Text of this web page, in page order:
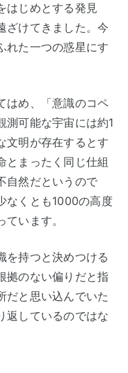
はじめとする発見
ざけてきました。今
れた一つの惑星にす
はめ、「意識のコペ
測可能な宇宙には約1
文明が存在するとす
とまったく同じ仕組
自然だというので
なくとも1000の高度
います。
を持つと決めつける
拠のない偏りだと指
だと思い込んでいた
返しているのではな